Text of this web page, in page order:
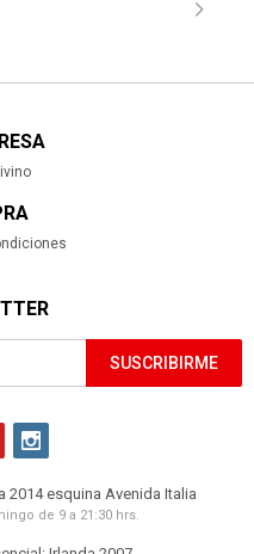
SUSCRIBIRME

2014 esquina Avenida Italia
de 9 a 21:30 hrs.